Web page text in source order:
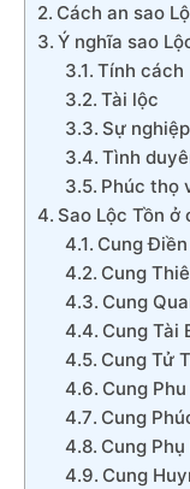
Cách an sao
Ý nghĩa sao
Tính cách
Tài lộc
Sự nghiệp
Tình
Phúc thọ
Sao Lộc Tồn
Cung
Cung
Cung
Cung Tài
Cung Tử
Cung
Cung
Cung Phụ
Cung